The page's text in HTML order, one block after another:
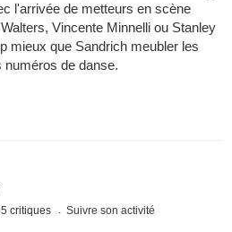
l'arrivée de metteurs en scène
Vincente Minnelli ou Stanley
mieux que Sandrich meubler les
numéros de danse.
critiques Suivre son activité